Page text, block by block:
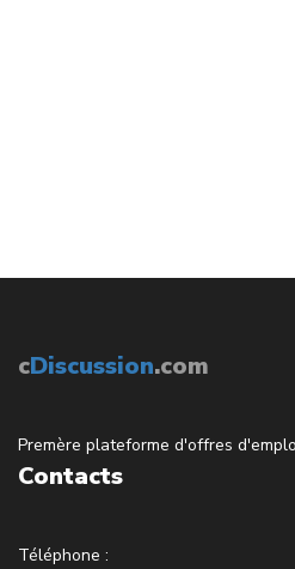
cDiscussion.com
Premère plateforme d'offres
Contacts
Téléphone :